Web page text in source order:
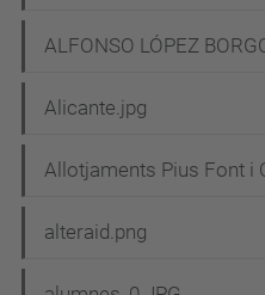
ALFONSO LÓPEZ
Alicante.jpg
Allotjaments Pius Font i
alteraid.png